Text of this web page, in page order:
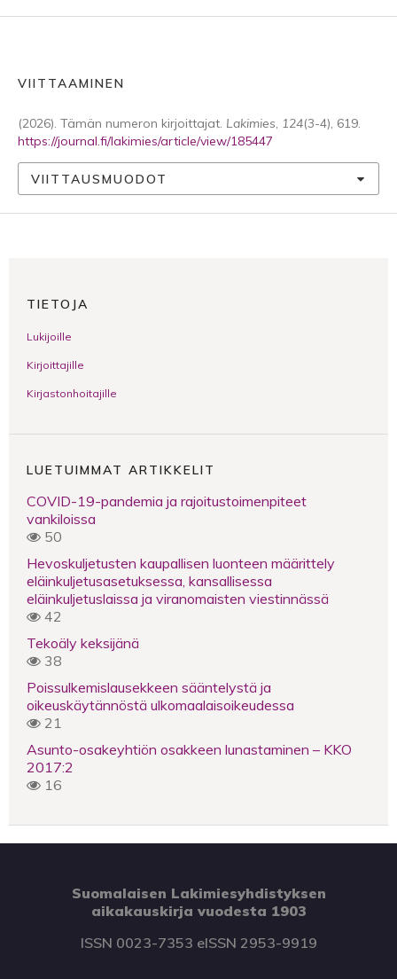
VIITTAAMINEN
(2026). Tämän numeron kirjoittajat. Lakimies, 124(3-4), 619.
https://journal.fi/lakimies/article/view/185447
VIITTAUSMUODOT
TIETOJA
Lukijoille
Kirjoittajille
Kirjastonhoitajille
LUETUIMMAT ARTIKKELIT
COVID-19-pandemia ja rajoitustoimenpiteet
vankiloissa
50
Hevoskuljetusten kaupallisen luonteen määrittely
eläinkuljetusasetuksessa, kansallisessa
eläinkuljetuslaissa ja viranomaisten viestinnässä
42
Tekoäly keksijänä
38
Poissulkemislausekkeen sääntelystä ja
oikeuskäytännöstä ulkomaalaisoikeudessa
21
Asunto-osakeyhtiön osakkeen lunastaminen – KKO
2017:2
16
Suomalaisen Lakimiesyhdistyksen
aikakauskirja vuodesta 1903
ISSN 0023-7353 eISSN 2953-9919